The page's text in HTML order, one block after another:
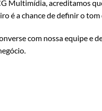
Multimídia, acreditamos
é a chance de definir o
com nossa equipe e